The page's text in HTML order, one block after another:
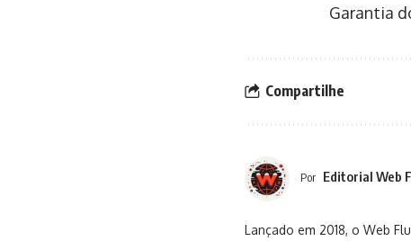
Garantia
Compartilhe
Por Editorial Web
Lançado em 2018, o Web